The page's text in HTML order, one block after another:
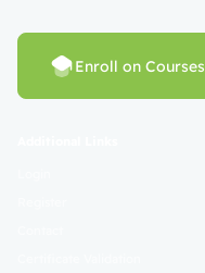
Enroll on Courses